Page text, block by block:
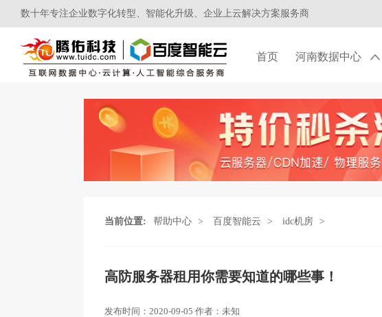
数十年专注企业数字化转型、智能化升级、企业上云解决方案服务商
首页 河南数据中心
当前位置: 帮助中心 > 百度智能云 > idc机房 >
高防服务器租用你需要知道的哪些事！
发布时间： 2020-09-05 作者： 未知